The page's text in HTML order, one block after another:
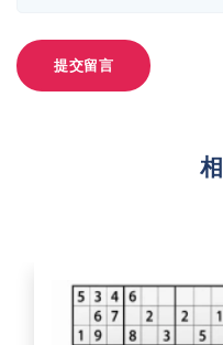
提交留言